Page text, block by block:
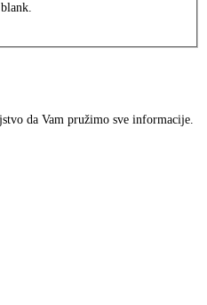
da Vam pružimo sve informacije.